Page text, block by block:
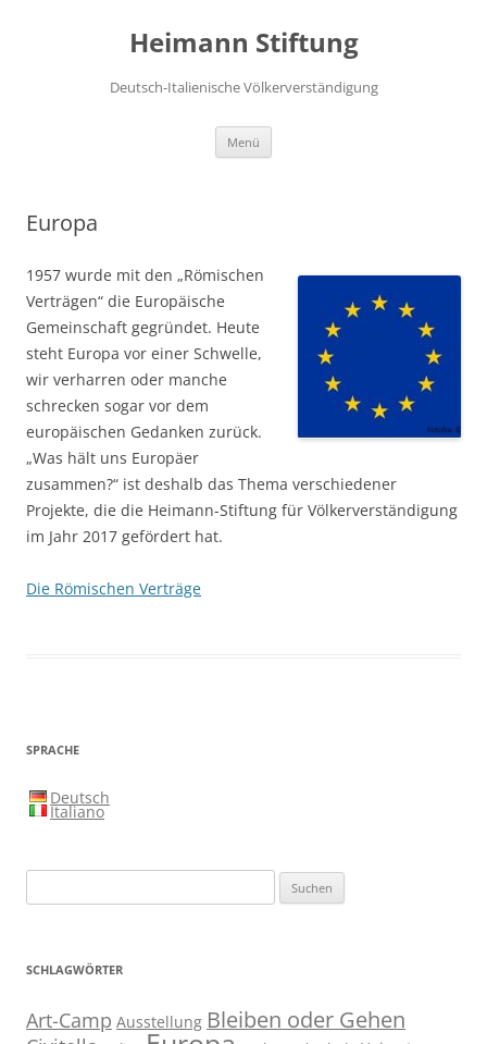
Heimann Stiftung
Deutsch-Italienische Völkerverständigung
Menü
Europa
1957 wurde mit den „Römischen
Verträgen“ die Europäische
Gemeinschaft gegründet. Heute
steht Europa vor einer Schwelle,
wir verharren oder manche
schrecken sogar vor dem
europäischen Gedanken zurück.
„Was hält uns Europäer
zusammen?“ ist deshalb das Thema verschiedener
Projekte, die die Heimann-Stiftung für Völkerverständigung
im Jahr 2017 gefördert hat.
Die Römischen Verträge
SPRACHE
Deutsch
Italiano
nach:
SCHLAGWÖRTER
Art-Camp Ausstellung Bleiben oder Gehen